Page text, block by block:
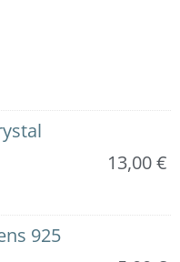
13,00€
925